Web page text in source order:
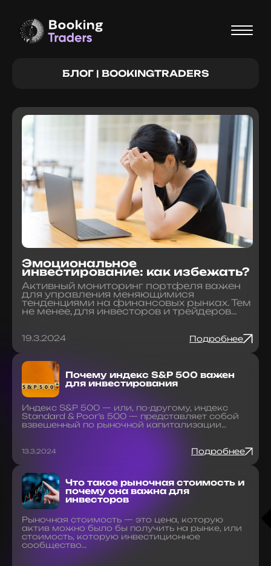
БЛОГ | BOOKINGTRADERS
Эмоциональное
инвестирование: как избежать?
Активный мониторинг портфеля важен
для управления меняющимися
тенденциями на финансовых рынках. Тем
не менее, для инвесторов и трейдеров…
19.3.2024 Подробнее
Почему индекс S&P 500 важен
для инвестирования
Индекс S&P 500 — или, по-другому, индекс
Standard & Poor’s 500 — представляет собой
взвешенный по рыночной капитализации…
13.3.2024 Подробнее
Что такое рыночная стоимость и
почему она важна для
инвесторов
Рыночная стоимость — это цена, которую
актив можно было бы получить на рынке, или
стоимость, которую инвестиционное
сообщество…